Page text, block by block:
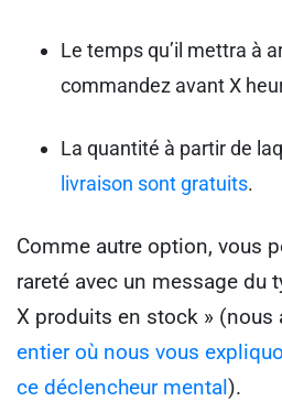
Le temps qu’il mettra à
commandez avant X
La quantité à partir de
livraison sont gratuits.
Comme autre option, vous
rareté avec un message du
X produits en stock » (nous
entier où nous vous
ce déclencheur mental).